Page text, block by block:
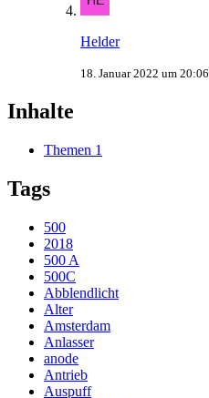
Helder
18. Januar 2022 um 20:06
Inhalte
Themen 1
Tags
500
2018
500 A
500C
Abblendlicht
Alter
Amsterdam
Anlasser
anode
Antrieb
Auspuff